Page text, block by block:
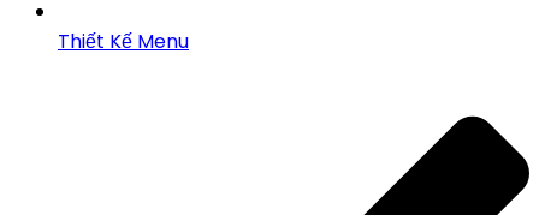
Thiết Kế Menu